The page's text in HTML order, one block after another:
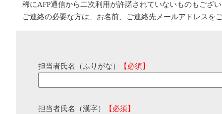
稀にAFP通信から二次利用が許諾されていないものもござ
ご連絡の必要な方は、お名前、ご連絡先メールアドレスを
担当者氏名（ふりがな） 【必須】
担当者氏名（漢字） 【必須】